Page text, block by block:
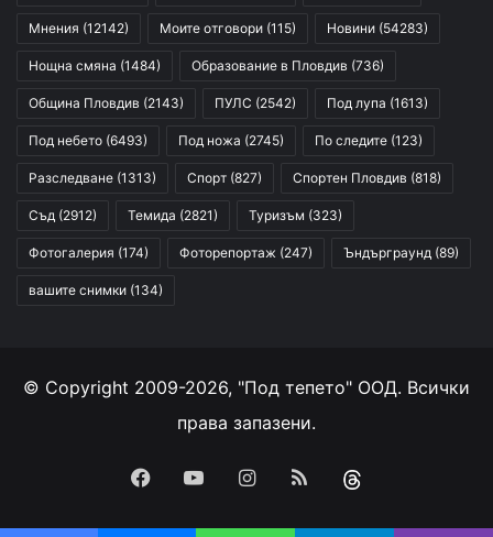
Мнения (12142) Моите отговори (115) Новини (54283)
Нощна смяна (1484) Образование в Пловдив (736)
Община Пловдив (2143) ПУЛС (2542) Под лупа (1613)
Под небето (6493) Под ножа (2745) По следите (123)
Разследване (1313) Спорт (827) Спортен Пловдив (818)
Съд (2912) Темида (2821) Туризъм (323)
Фотогалерия (174) Фоторепортаж (247) Ъндърграунд (89)
вашите снимки (134)
© Copyright 2009-2026, "Под тепето" ООД. Всички
права запазени.
FacebookYouTubeInstagram
RSS